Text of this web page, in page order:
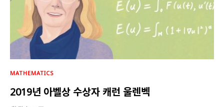
MATHEMATICS
2019년 아벨상 수상자 캐런 울렌벡